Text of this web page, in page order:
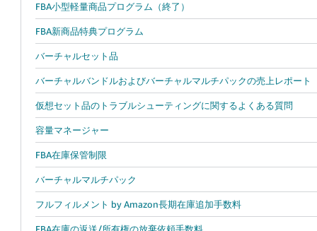
FBA小型軽量商品プログラム（終了）
FBA新商品特典プログラム
バーチャルセット品
バーチャルバンドルおよびバーチャルマルチパックの売上レポート
仮想セット品のトラブルシューティングに関するよくある質問
容量マネージャー
FBA在庫保管制限
バーチャルマルチパック
フルフィルメント by Amazon長期在庫追加手数料